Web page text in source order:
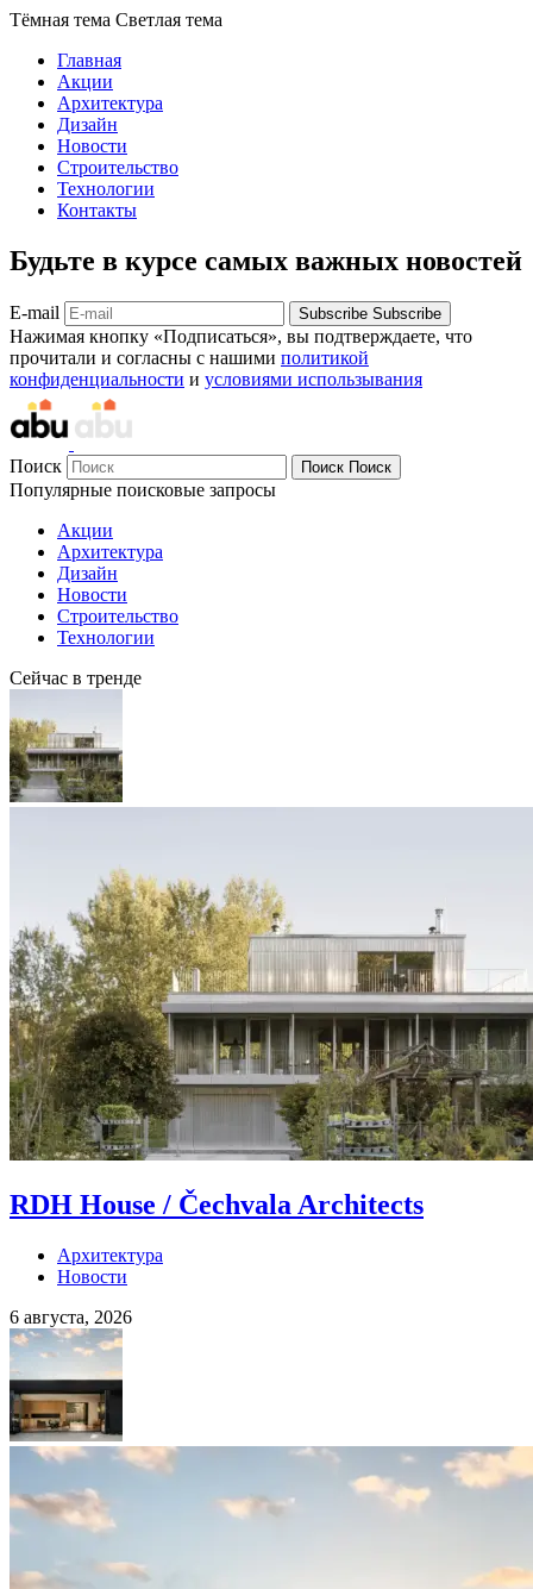
Тёмная тема Светлая тема
Главная
Акции
Архитектура
Дизайн
Новости
Строительство
Технологии
Контакты
Будьте в курсе самых важных новостей
E-mail Subscribe Subscribe
Нажимая кнопку «Подписаться», вы подтверждаете, что
прочитали и согласны с нашими политикой
конфиденциальности и условиями использывания
Поиск Поиск Поиск
Популярные поисковые запросы
Акции
Архитектура
Дизайн
Новости
Строительство
Технологии
Сейчас в тренде
RDH House / Čechvala Architects
Архитектура
Новости
6 августа, 2026